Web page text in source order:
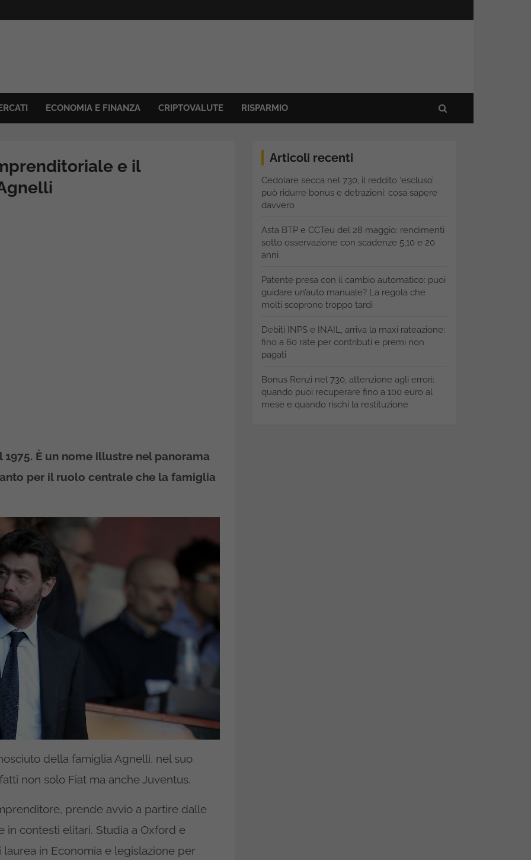
ECONOMIA E FINANZA CRIPTOVALUTE RISPARMIO
e il
È un nome illustre nel panorama
per il ruolo centrale che la famiglia
della famiglia Agnelli, nel suo
non solo Fiat ma anche Juventus.
prende avvio a partire dalle
in contesti elitari. Studia a Oxford e
laurea in Economia e legislazione per
Articoli recenti
Cedolare secca nel 730, il reddito ‘escluso’
può ridurre bonus e detrazioni: cosa sapere
davvero
Asta BTP e CCTeu del 28 maggio: rendimenti
sotto osservazione con scadenze 5,10 e 20
anni
Patente presa con il cambio automatico: puoi
guidare un’auto manuale? La regola che
molti scoprono troppo tardi
Debiti INPS e INAIL, arriva la maxi rateazione:
fino a 60 rate per contributi e premi non
pagati
Bonus Renzi nel 730, attenzione agli errori:
quando puoi recuperare fino a 100 euro al
mese e quando rischi la restituzione